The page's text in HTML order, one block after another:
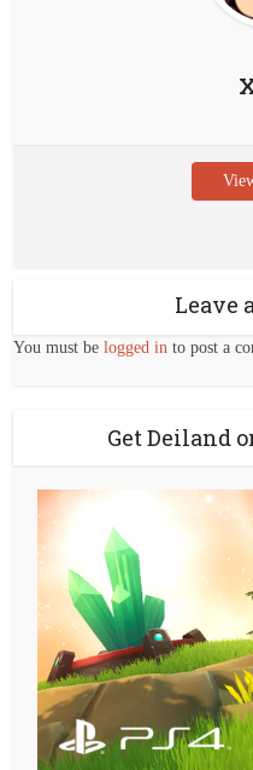
Leave
You must belogged in to post a
Get Deiland